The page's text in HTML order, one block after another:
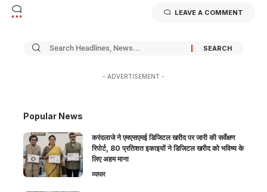
LEAVE A COMMENT
- ADVERTISEMENT -
Popular News
करंदलाजे ने एमएसएमई डिजिटल खरीद पर जारी की सर्वेक्षण
रिपोर्ट, 80 प्रतिशत इकाइयों ने डिजिटल खरीद को भविष्य के
लिए अहम माना
व्यापार